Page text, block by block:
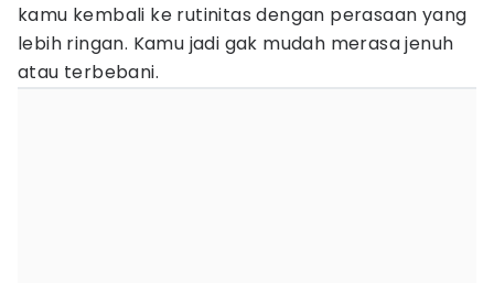
kamu kembali ke rutinitas dengan perasaan yang
lebih ringan. Kamu jadi gak mudah merasa jenuh
atau terbebani.